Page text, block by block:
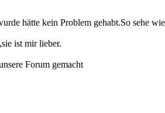
hätte kein Problem gehabt.So sehe
ist mir lieber.
Forum gemacht